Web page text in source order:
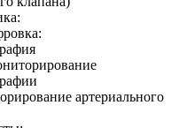
артериального